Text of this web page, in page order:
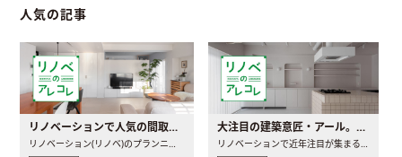
人気の記事
リノベーションで人気の間取りとは？トレンドの間取りと実例を徹底解説
リノベーション(リノベ)のプランニングで一番最初に決めるのは..
大注目の建築意匠・アール。人気の理由と空間に取り入れるポイント
リノベーションで近年注目が集まる建築意匠の一つであるアール..